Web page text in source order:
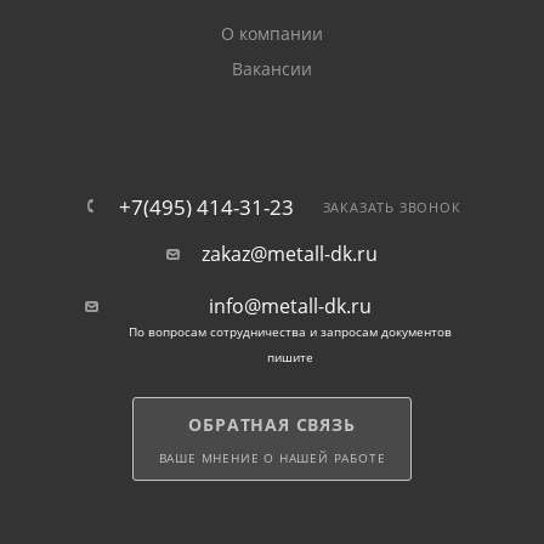
Водогазопроводная
прямошовная
СТ2 и 3, 10 ,
ГОСТ
Водогазопроводные
СТ2/4СП,
СТ20, СТ5С
О компании
Вакансии
+7(495) 414-31-23 ЗАКАЗАТЬ ЗВОНОК
zakaz@metall-dk.ru
info@metall-dk.ru
По вопросам сотрудничества и запросам документов
пишите
ОБРАТНАЯ СВЯЗЬ
ВАШЕ МНЕНИЕ О НАШЕЙ РАБОТЕ